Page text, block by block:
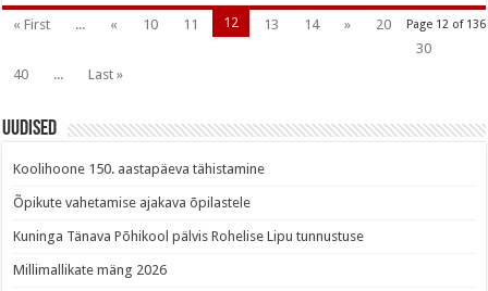
Page 12 of 136
« First ... « 10 11 12 13 14 »
20
30
40
... Last »
Uudised
Koolihoone 150. aastapäeva tähistamine
Õpikute vahetamise ajakava õpilastele
Kuninga Tänava Põhikool pälvis Rohelise Lipu tunnustuse
Millimallikate mäng 2026